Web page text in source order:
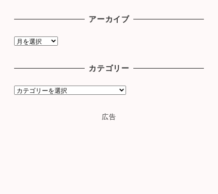
アーカイブ
ア
ブ
カテゴリー
カ
広告